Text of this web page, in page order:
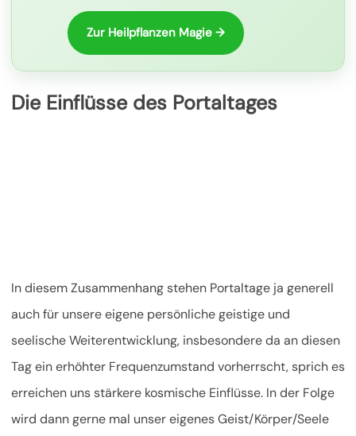
Zur Heilpflanzen Magie →
Die Einflüsse des Portaltages
In diesem Zusammenhang stehen Portaltage ja generell
auch für unsere eigene persönliche geistige und
seelische Weiterentwicklung, insbesondere da an diesen
Tag ein erhöhter Frequenzumstand vorherrscht, sprich es
erreichen uns stärkere kosmische Einflüsse. In der Folge
wird dann gerne mal unser eigenes Geist/Körper/Seele